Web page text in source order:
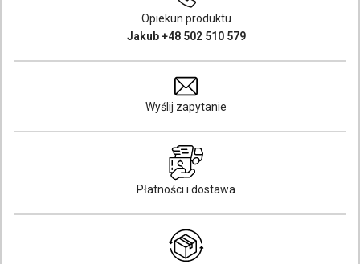
Opiekun produktu
Jakub +48 502 510 579
Wyślij zapytanie
Płatności i dostawa